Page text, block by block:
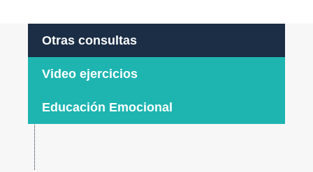
Otras consultas
Video ejercicios
Educación Emocional